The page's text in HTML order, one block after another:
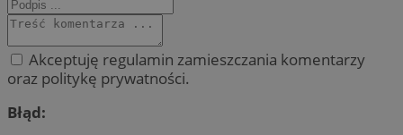
Akceptuję regulamin zamieszczania komentarzy
oraz politykę prywatności.
Błąd: